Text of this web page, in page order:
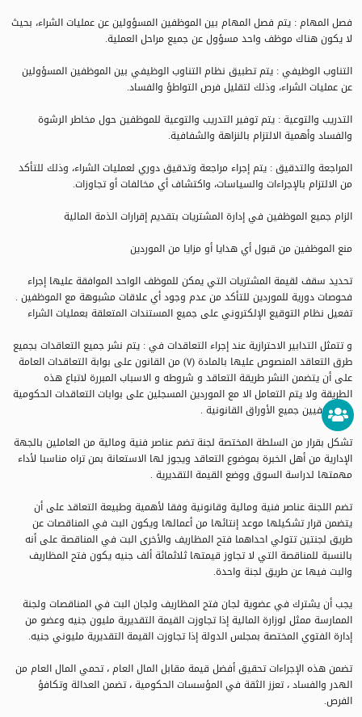
فصل المهام : يتم فصل المهام بين الموظفين المسؤولين عن عمليات الشراء، بحيث
لا يكون هناك موظف واحد مسؤول عن جميع مراحل العملية.
التناوب الوظيفي : يتم تطبيق نظام التناوب الوظيفي بين الموظفين المسؤولين
عن عمليات الشراء، وذلك لتقليل فرص التواطؤ والفساد.
التدريب والتوعية : يتم توفير التدريب والتوعية للموظفين حول مخاطر الرشوة
والفساد وأهمية الالتزام بالنزاهة والشفافية.
المراجعة والتدقيق : يتم إجراء مراجعة وتدقيق دوري لعمليات الشراء، وذلك للتأكد
من الالتزام بالإجراءات والسياسات، واكتشاف أي مخالفات أو تجاوزات.
الزام جميع الموظفين في إدارة المشتريات بتقديم إقرارات الذمة المالية
منع الموظفين من قبول أي هدايا أو مزايا من الموردين
تحديد سقف لقيمة المشتريات التي يمكن للموظف الواحد الموافقة عليها إجراء
فحوصات دورية للموردين للتأكد من عدم وجود أي علاقات مشبوهة مع الموظفين .
تفعيل نظام التوقيع الإلكتروني على جميع المستندات المتعلقة بعمليات الشراء
و تتمثل التدابير الاحترازية عند إجراء التعاقدات في : يتم نشر جميع التعاقدات بجميع
طرق التعاقد المنصوص عليها بالمادة (۷) من القانون على بوابة التعاقدات العامة
على أن يتضمن النشر طريقة التعاقد و شروطه و الاسباب المبررة لاتباع هذه
الطريقة ولا يتم التعامل الا مع الموردين المسجلين على بوابات التعاقدات الحكومية
ومستوفيين جميع الأوراق القانونية .
تشكل بقرار من السلطة المختصة لجنة تضم عناصر فنية ومالية من العاملين بالجهة
الإدارية من أهل الخبرة بموضوع التعاقد ويجوز لها الاستعانة بمن تراه مناسبا لأداء
مهمتها لدراسة السوق ووضع القيمة التقديرية .
تضم اللجنة عناصر فنية ومالية وقانونية وفقا لأهمية وطبيعة التعاقد على أن
يتضمن قرار تشكيلها موعد إنتائها من أعمالها ويكون البت في المناقصات عن
طريق لجنتين تتولي احداهما فتح المظاريف والأخرى البت في المناقصة على أنه
بالنسبة للمناقصة التي لا تجاوز قيمتها ثلاثمائة ألف جنيه يكون فتح المظاريف
والبت فيها عن طريق لجنة واحدة.
يجب أن يشترك في عضوية لجان فتح المظاريف ولجان البت في المناقصات ولجنة
الممارسة ممثل لوزارة المالية إذا تجاوزت القيمة التقديرية مليون جنيه وعضو من
إدارة الفتوي المختصة بمجلس الدولة إذا تجاوزت القيمة التقديرية مليوني جنيه.
تضمن هذه الإجراءات تحقيق أفضل قيمة مقابل المال العام ، تحمي المال العام من
الهدر والفساد ، تعزز الثقة في المؤسسات الحكومية ، تضمن العدالة وتكافؤ
الفرص.